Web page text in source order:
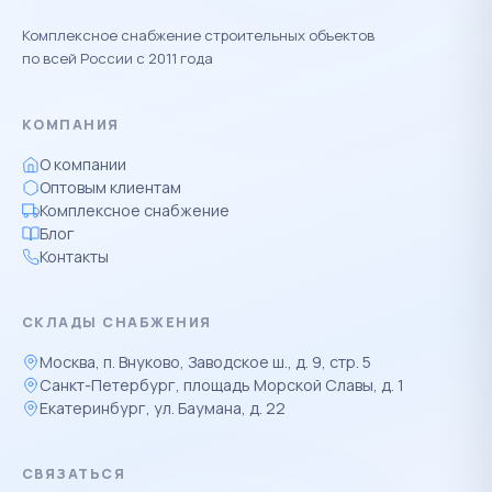
Комплексное снабжение строительных объектов
по всей России с 2011 года
КОМПАНИЯ
О компании
Оптовым клиентам
Комплексное снабжение
Блог
Контакты
СКЛАДЫ СНАБЖЕНИЯ
Москва, п. Внуково, Заводское ш., д. 9, стр. 5
Санкт-Петербург, площадь Морской Славы, д. 1
Екатеринбург, ул. Баумана, д. 22
СВЯЗАТЬСЯ